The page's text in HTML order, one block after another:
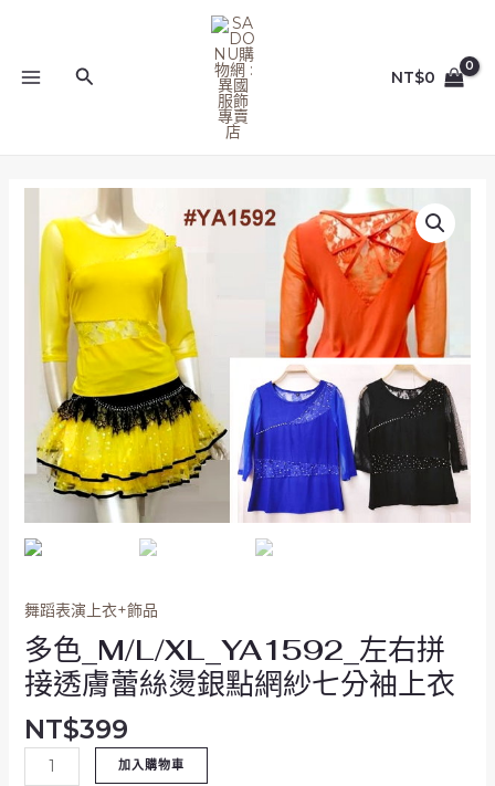
搜
NT$0
舞蹈表演上衣+飾品
多色_M/L/XL_YA1592_左右拼
接透膚蕾絲燙銀點網紗七分袖上衣
NT$399
_M/L/XL_YA1592_
絲
燙
點
網
七
分
袖
上
數
加入購物車